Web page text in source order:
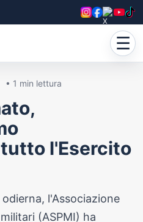
☰
• 1 min lettura
l'Esercito
l'Associazione
(ASPMI) ha